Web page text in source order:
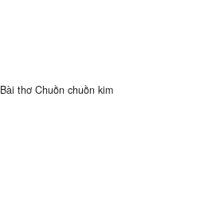
Bài thơ Chuồn chuồn kim